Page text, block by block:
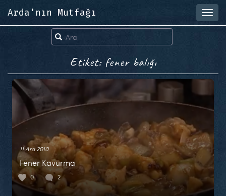
Arda'nın Mutfağı
Etiket: fener balığı
11 Ara 2010
Fener Kavurma
0 2